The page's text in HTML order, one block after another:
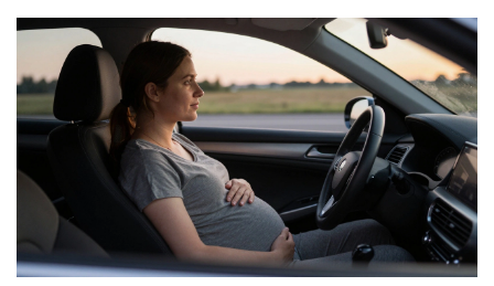
protože se chtějí co nejdříve vrátit domů k svým
nejbližším. Pojďme se tedy podívat na to, jaké jsou
normy, jaký je vliv zdravotního stavu matky a jak to
funguje v praxi. Těšíme se na vás!